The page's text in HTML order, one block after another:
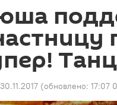
(обновлено: 17:07